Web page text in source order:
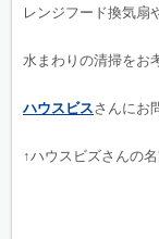
レンジフード換気扇
水まわりの清掃をお
ハウスビスさんにお
↑ハウスビズさんの